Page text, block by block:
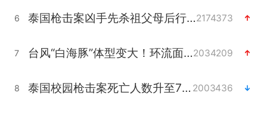
6 泰国枪击案凶手先杀祖父母后行凶2174373
7 台风“白海豚”体型变大！环流面积接近13个浙江那么大2034209
8 泰国校园枪击案死亡人数升至7人 2003436